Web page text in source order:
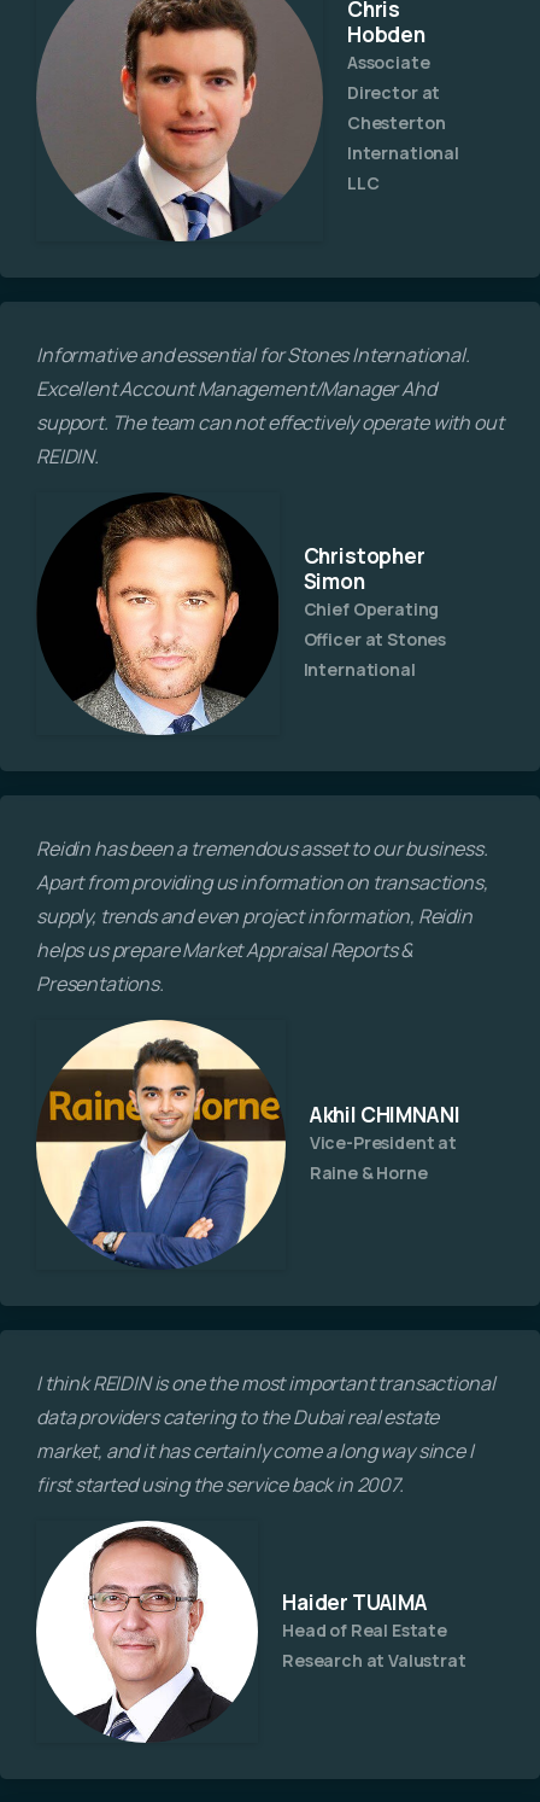
Chris
Hobden
Associate
Director at
Chesterton
International
LLC
Informative and essential for Stones International.
Excellent Account Management/Manager Ahd
support. The team can not effectively operate with out
REIDIN.
Christopher
Simon
Chief Operating
Officer at Stones
International
Reidin has been a tremendous asset to our business.
Apart from providing us information on transactions,
supply, trends and even project information, Reidin
helps us prepare Market Appraisal Reports &
Presentations.
Akhil CHIMNANI
Vice-President at
Raine & Horne
I think REIDIN is one the most important transactional
data providers catering to the Dubai real estate
market, and it has certainly come a long way since I
first started using the service back in 2007.
Haider TUAIMA
Head of Real Estate
Research at Valustrat